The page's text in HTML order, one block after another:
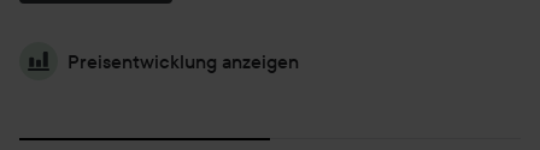
Preisentwicklung anzeigen